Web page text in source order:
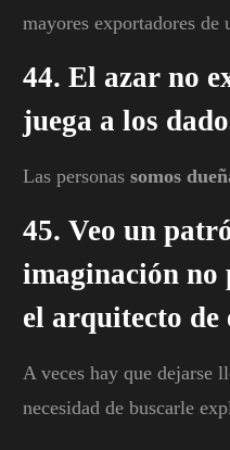
mayores exportadores de
44. El azar no
juega a los
Las personas somos
45. Veo un
imaginación no
el arquitecto de
A veces hay que dejarse
necesidad de buscarle